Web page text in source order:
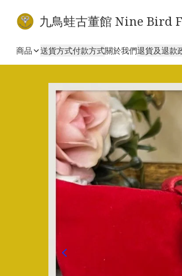
九鳥蛙古董館 Nine Bird
商品 送貨方式付款方式關於我們退貨及退款